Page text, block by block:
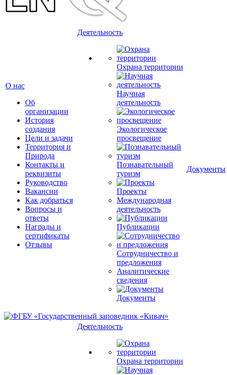
О нас
Об
организации
История
создания
Цели и задачи
Территория и
Природа
Контакты и
реквизиты
Руководство
Вакансии
Как добраться
Вопросы и
ответы
Награды и
сертификаты
Отзывы
Деятельность
Охрана территории
Научная
деятельность
Экологическое
просвещение
Познавательный
туризм
Проекты
Международная
деятельность
Публикации
Сотрудничество и
предложения
Аналитические
сведения
Документы
Документы
Деятельность
Охрана территории